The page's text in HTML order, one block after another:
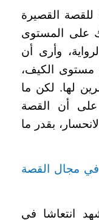
للقصة القصيرة
على المستوى
وأرى أن
الكيف،
لها. لكن ما
على أن القصة
بقدر ما
في مجال القصة
انتعاشا في